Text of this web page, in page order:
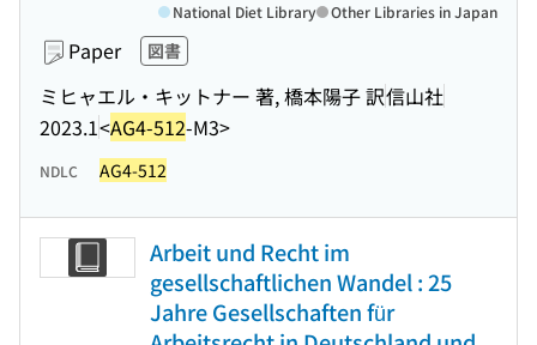
Paper 図書
ミヒャエル・キットナー 著, 橋本陽子 訳信山社
2023.1<AG4-512-M3>
National Diet Library Other Libraries in Japan
NDLC AG4-512
Arbeit und Recht im
gesellschaftlichen Wandel : 25
Jahre Gesellschaften für